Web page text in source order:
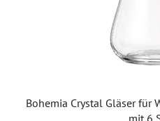
Bohemia Crystal Gläser für
mit 6